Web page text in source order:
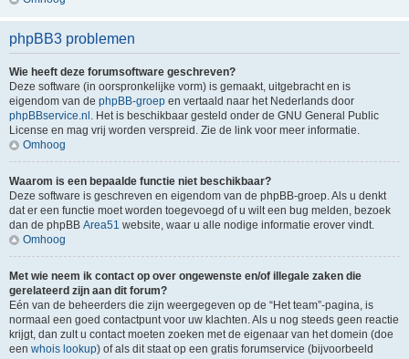
phpBB3 problemen
Wie heeft deze forumsoftware geschreven?
Deze software (in oorspronkelijke vorm) is gemaakt, uitgebracht en is
eigendom van de phpBB-groep en vertaald naar het Nederlands door
phpBBservice.nl . Het is beschikbaar gesteld onder de GNU General Public
License en mag vrij worden verspreid. Zie de link voor meer informatie.
Omhoog
Waarom is een bepaalde functie niet beschikbaar?
Deze software is geschreven en eigendom van de phpBB-groep. Als u denkt
dat er een functie moet worden toegevoegd of u wilt een bug melden, bezoek
dan de phpBB Area51 website, waar u alle nodige informatie erover vindt.
Omhoog
Met wie neem ik contact op over ongewenste en/of illegale zaken die
gerelateerd zijn aan dit forum?
Eén van de beheerders die zijn weergegeven op de “Het team”-pagina, is
normaal een goed contactpunt voor uw klachten. Als u nog steeds geen reactie
krijgt, dan zult u contact moeten zoeken met de eigenaar van het domein (doe
een whois lookup) of als dit staat op een gratis forumservice (bijvoorbeeld